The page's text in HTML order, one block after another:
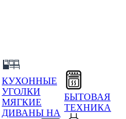
КУХОННЫЕ
УГОЛКИ
МЯГКИЕ
ДИВАНЫ НА
БЫТОВАЯ
ТЕХНИКА